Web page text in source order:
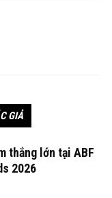
GIẢ
thắng lớn tại ABF
2026